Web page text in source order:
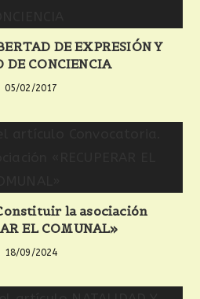
DE EXPRESIÓN Y
DE CONCIENCIA
05/02/2017
la asociación
EL COMUNAL»
18/09/2024